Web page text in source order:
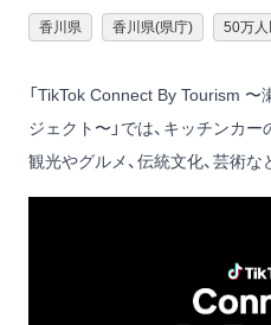
香川県 香川県(県庁) 50万人
「TikTok Connect By Tourism 〜
ジェクト〜」では、キッチンカ
観光やグルメ、伝統文化、芸術